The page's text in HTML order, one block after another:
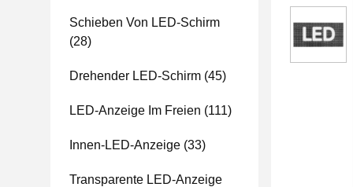
Schieben Von LED-Schirm
(28)
Drehender LED-Schirm (45)
LED-Anzeige Im Freien (111)
Innen-LED-Anzeige (33)
Transparente LED-Anzeige